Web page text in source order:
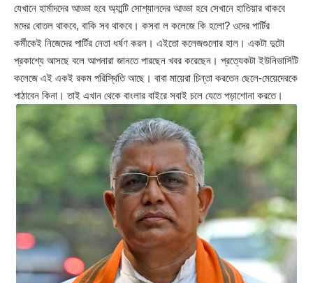
যেখানে হার্মাদদের আড্ডা হবে অ্যান্টি সোশ্যালদের আড্ডা হবে সেখানে হাতিয়ার থাকবে
মদের বোতল থাকবে, বাকি সব থাকবে। কসবা ল কলেজে কি হলো? ওদের পার্টির
কর্মীকেই নিজেদের পার্টির নেতা ধর্ষণ করল। এইতো কলেজগুলোর হাল। একটা দুটো
প্রকাশ্যে আসছে বলে আপনারা জানতে পারছেন খবর করেছেন। প্রত্যেকটা ইউনিভার্সিটি
কলেজে এই একই রকম পরিস্থিতি আছে। বাবা মায়েরা চিন্তা করতেন ছেলে-মেয়েদেরকে
পাঠাবেন কিনা। তাই এখান থেকে বাংলার বাইরে সবাই চলে যেতে পড়াশোনা করতে।